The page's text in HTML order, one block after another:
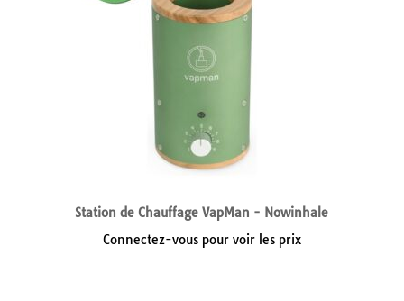
Station de Chauffage VapMan - Nowinhale
Connectez-vous pour voir les prix